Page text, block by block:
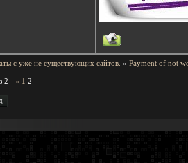
с уже не существующих сайтов. » Payment of not
2 « 1 2